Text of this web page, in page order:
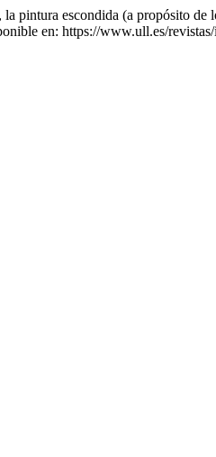
pintura escondida (a propósito
en: https://www.ull.es/